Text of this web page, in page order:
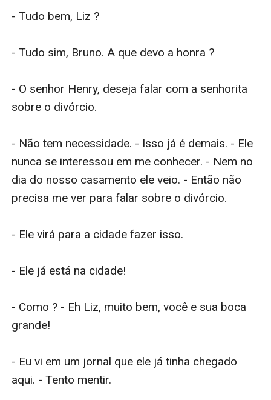
- Tudo bem, Liz ?
- Tudo sim, Bruno. A que devo a honra ?
- O senhor Henry, deseja falar com a senhorita
sobre o divórcio.
- Não tem necessidade. - Isso já é demais. - Ele
nunca se interessou em me conhecer. - Nem no
dia do nosso casamento ele veio. - Então não
precisa me ver para falar sobre o divórcio.
- Ele virá para a cidade fazer isso.
- Ele já está na cidade!
- Como ? - Eh Liz, muito bem, você e sua boca
grande!
- Eu vi em um jornal que ele já tinha chegado
aqui. - Tento mentir.